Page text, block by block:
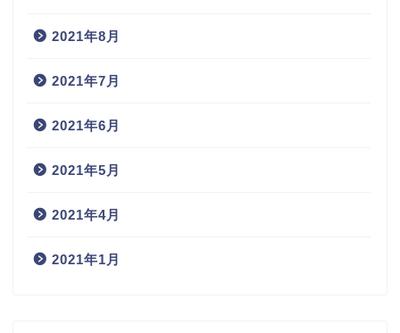
2021年8月
2021年7月
2021年6月
2021年5月
2021年4月
2021年1月